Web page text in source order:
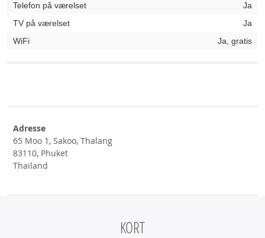
Telefon på værelset
Ja
TV på værelset
Ja
WiFi
Ja, gratis
Adresse
65 Moo 1, Sakoo, Thalang
83110, Phuket
Thailand
KORT